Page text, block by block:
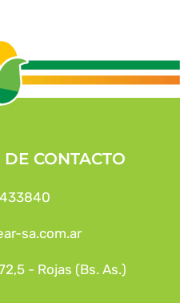
CONTACTO
sa.com.ar
- Rojas (Bs. As.)